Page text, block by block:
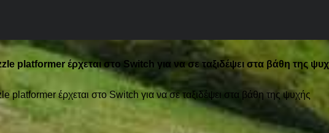
platformer έρχεται στο Switch για να σε ταξιδέψει στα βάθη της